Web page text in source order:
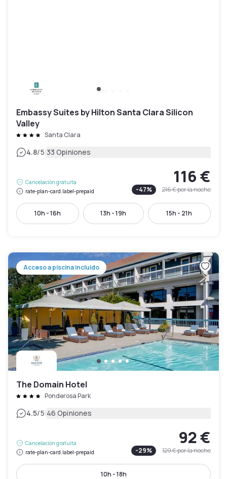
Embassy Suites by Hilton Santa Clara Silicon
Valley
Santa Clara
4.8/5|33 Opiniones
Cancelación gratuita
rate-plan-card.label-prepaid
116 €
-47% 216 €por la noche
10h - 16h 13h - 19h 15h - 21h
Acceso a piscina incluido
The Domain Hotel
Ponderosa Park
4.5/5|46 Opiniones
Cancelación gratuita
rate-plan-card.label-prepaid
92 €
-29% 129 €por la noche
10h - 18h